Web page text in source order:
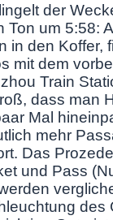
der
Ton um 5:58:
in den Koffer,
mit dem
Train
dass man
Mal
mehr
Das
und Pass
des